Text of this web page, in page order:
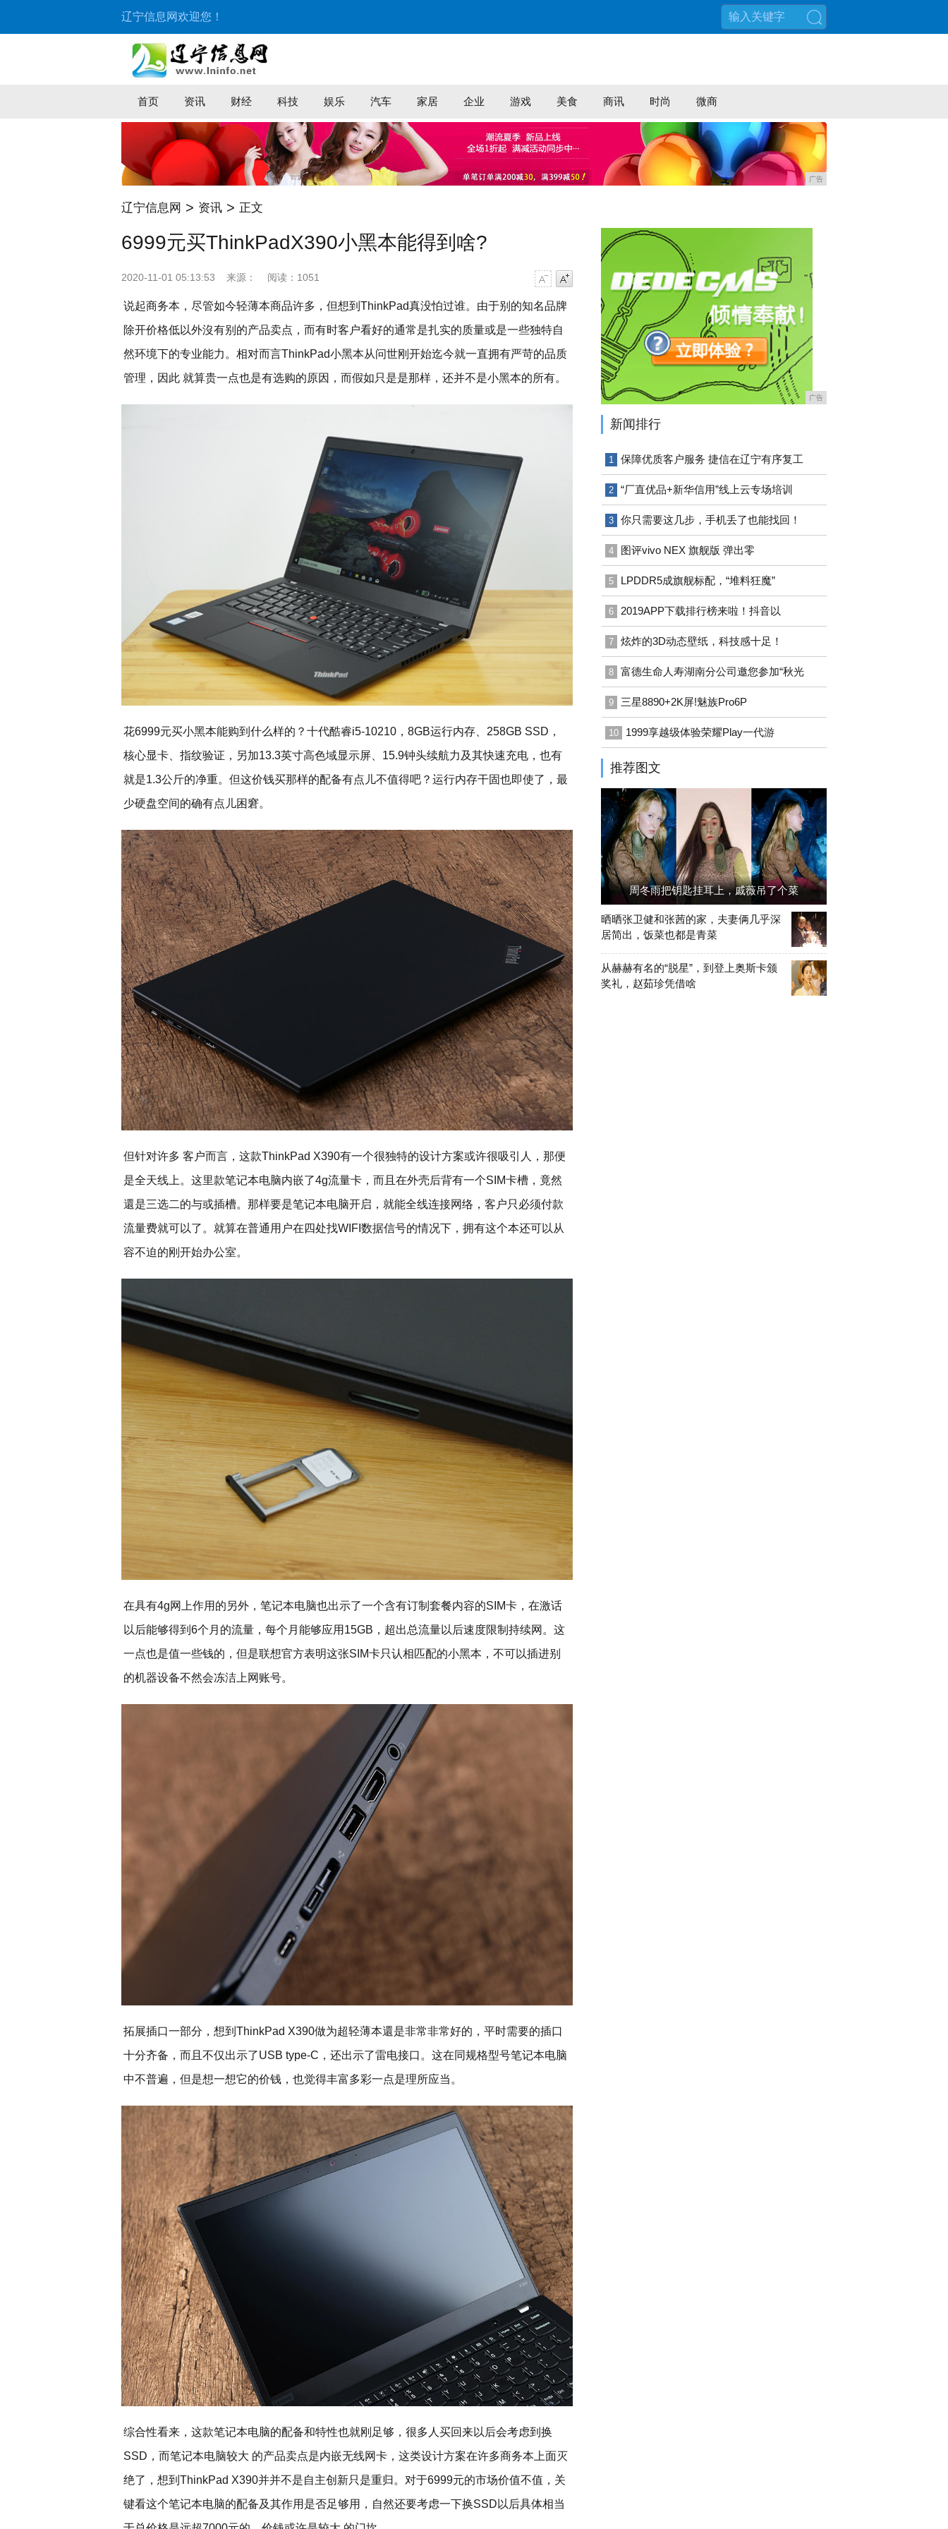
辽宁信息网欢迎您！
首页 资讯 财经 科技 娱乐 汽车 家居 企业 游戏 美食 商讯 时尚 微商
广告
辽宁信息网 > 资讯 > 正文
6999元买ThinkPadX390小黑本能得到啥?
2020-11-01 05:13:53 来源： 阅读：1051
说起商务本，尽管如今轻薄本商品许多，但想到ThinkPad真没怕过谁。由于别的知名品牌
除开价格低以外沒有别的产品卖点，而有时客户看好的通常是扎实的质量或是一些独特自
然环境下的专业能力。相对而言ThinkPad小黑本从问世刚开始迄今就一直拥有严苛的品质
管理，因此 就算贵一点也是有选购的原因，而假如只是是那样，还并不是小黑本的所有。
花6999元买小黑本能购到什么样的？十代酷睿i5-10210，8GB运行内存、258GB SSD，
核心显卡、指纹验证，另加13.3英寸高色域显示屏、15.9钟头续航力及其快速充电，也有
就是1.3公斤的净重。但这价钱买那样的配备有点儿不值得吧？运行内存干固也即使了，最
少硬盘空间的确有点儿困窘。
但针对许多 客户而言，这款ThinkPad X390有一个很独特的设计方案或许很吸引人，那便
是全天线上。这里款笔记本电脑内嵌了4g流量卡，而且在外壳后背有一个SIM卡槽，竟然
還是三选二的与或插槽。那样要是笔记本电脑开启，就能全线连接网络，客户只必须付款
流量费就可以了。就算在普通用户在四处找WIFI数据信号的情况下，拥有这个本还可以从
容不迫的刚开始办公室。
在具有4g网上作用的另外，笔记本电脑也出示了一个含有订制套餐内容的SIM卡，在激话
以后能够得到6个月的流量，每个月能够应用15GB，超出总流量以后速度限制持续网。这
一点也是值一些钱的，但是联想官方表明这张SIM卡只认相匹配的小黑本，不可以插进别
的机器设备不然会冻洁上网账号。
拓展插口一部分，想到ThinkPad X390做为超轻薄本還是非常非常好的，平时需要的插口
十分齐备，而且不仅出示了USB type-C，还出示了雷电接口。这在同规格型号笔记本电脑
中不普遍，但是想一想它的价钱，也觉得丰富多彩一点是理所应当。
综合性看来，这款笔记本电脑的配备和特性也就刚足够，很多人买回来以后会考虑到换
SSD，而笔记本电脑较大 的产品卖点是内嵌无线网卡，这类设计方案在许多商务本上面灭
绝了，想到ThinkPad X390并并不是自主创新只是重归。对于6999元的市场价值不值，关
键看这个笔记本电脑的配备及其作用是否足够用，自然还要考虑一下换SSD以后具体相当
广告
新闻排行
1 保障优质客户服务 捷信在辽宁有序复工
2 “厂直优品+新华信用”线上云专场培训
3 你只需要这几步，手机丢了也能找回！
4 图评vivo NEX 旗舰版 弹出零
5 LPDDR5成旗舰标配，“堆料狂魔”
6 2019APP下载排行榜来啦！抖音以
7 炫炸的3D动态壁纸，科技感十足！
8 富德生命人寿湖南分公司邀您参加“秋光
9 三星8890+2K屏!魅族Pro6P
10 1999享越级体验荣耀Play一代游
推荐图文
周冬雨把钥匙挂耳上，戚薇吊了个菜
晒晒张卫健和张茜的家，夫妻俩几乎深
居简出，饭菜也都是青菜
从赫赫有名的“脱星”，到登上奥斯卡颁
奖礼，赵茹珍凭借啥